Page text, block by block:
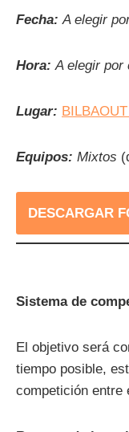
Fecha:A elegir
Hora:A elegir por
Lugar:
Equipos: Mixtos
DESCARGAR
Sistema de
El objetivo será
tiempo posible,
competición entre